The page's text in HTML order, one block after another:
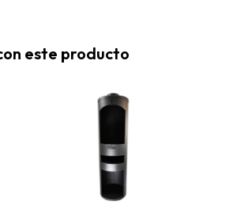
este producto